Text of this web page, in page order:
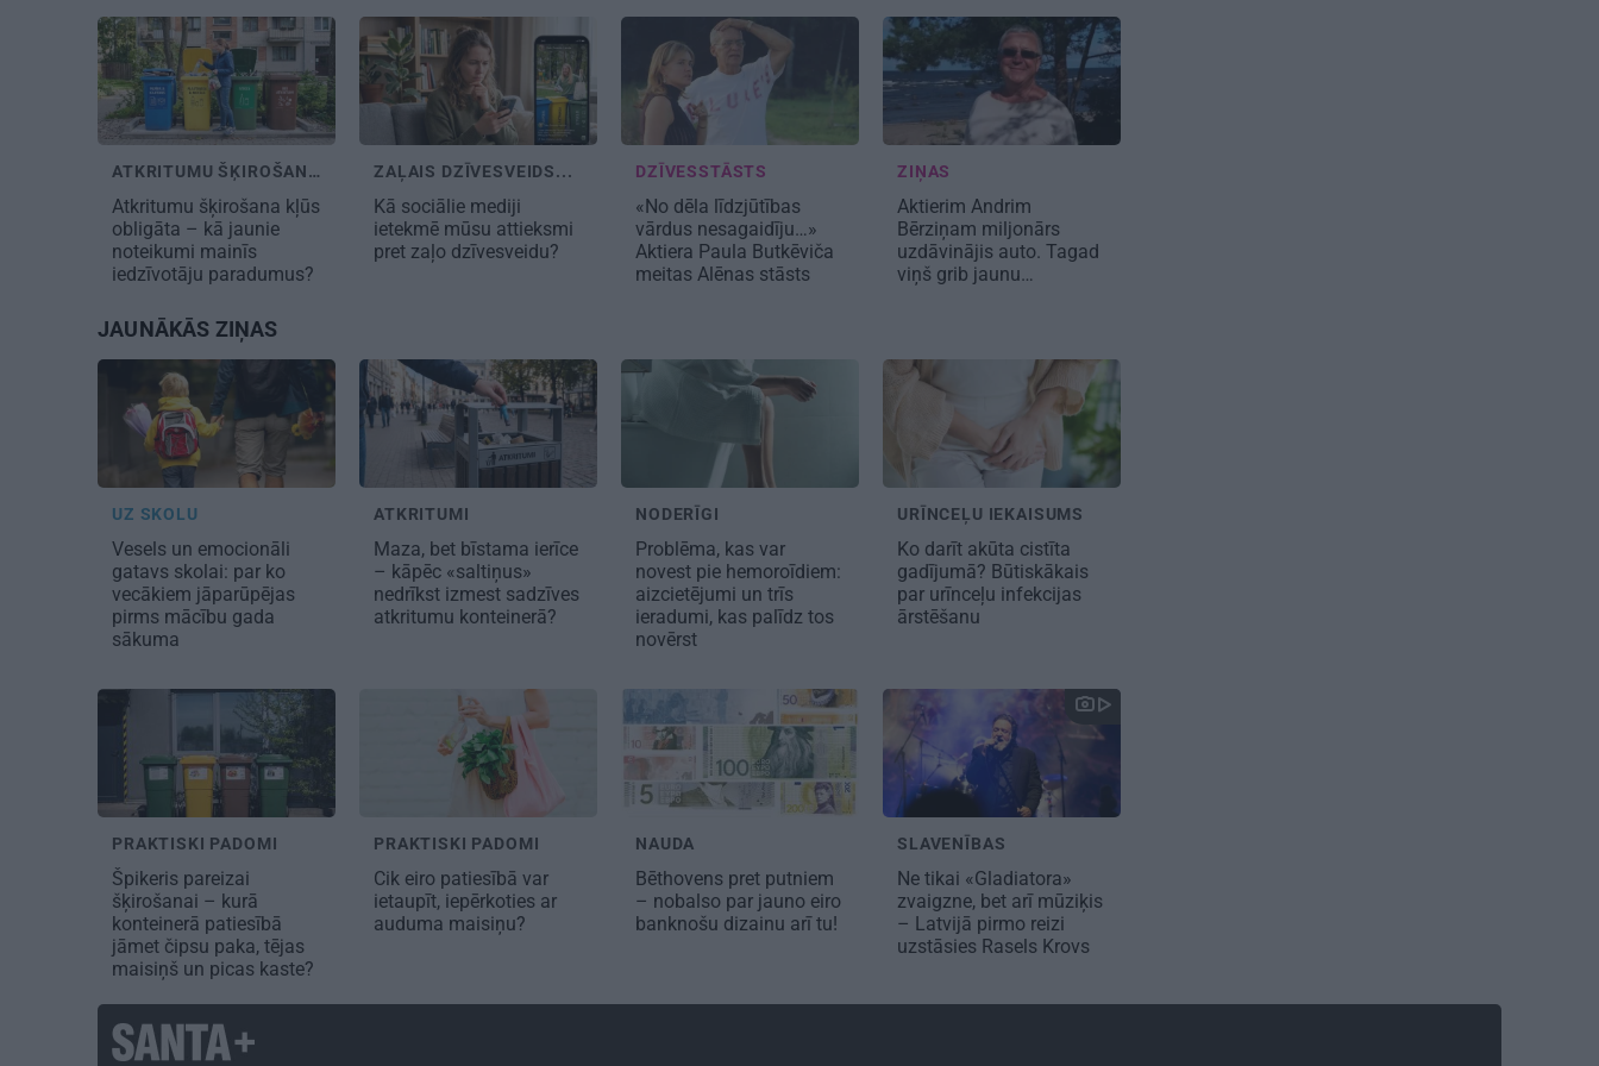
ATKRITUMU ŠĶIROŠAN...
Atkritumu šķirošana kļūs
obligāta – kā jaunie
noteikumi mainīs
iedzīvotāju paradumus?
ZAĻAIS DZĪVESVEIDS...
Kā sociālie mediji
ietekmē mūsu attieksmi
pret zaļo dzīvesveidu?
DZĪVESSTĀSTS
«No dēla līdzjūtības
vārdus nesagaidīju…»
Aktiera Paula Butkēviča
meitas Alēnas stāsts
ZIŅAS
Aktierim Andrim
Bērziņam miljonārs
uzdāvinājis auto. Tagad
viņš grib jaunu…
JAUNĀKĀS ZIŅAS
UZ SKOLU
Vesels un emocionāli
gatavs skolai: par ko
vecākiem jāparūpējas
pirms mācību gada
sākuma
ATKRITUMI
Maza, bet bīstama ierīce
– kāpēc «saltiņus»
nedrīkst izmest sadzīves
atkritumu konteinerā?
NODERĪGI
Problēma, kas var
novest pie hemoroīdiem:
aizcietējumi un trīs
ieradumi, kas palīdz tos
novērst
URĪNCEĻU IEKAISUMS
Ko darīt akūta cistīta
gadījumā? Būtiskākais
par urīnceļu infekcijas
ārstēšanu
PRAKTISKI PADOMI
Špikeris pareizai
šķirošanai – kurā
konteinerā patiesībā
jāmet čipsu paka, tējas
maisiņš un picas kaste?
PRAKTISKI PADOMI
Cik eiro patiesībā var
ietaupīt, iepērkoties ar
auduma maisiņu?
NAUDA
Bēthovens pret putniem
– nobalso par jauno eiro
banknošu dizainu arī tu!
SLAVENĪBAS
Ne tikai «Gladiatora»
zvaigzne, bet arī mūziķis
– Latvijā pirmo reizi
uzstāsies Rasels Krovs